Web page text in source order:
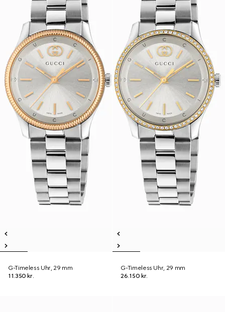
G-Timeless Uhr, 29 mm
11.350 kr.
G-Timeless Uhr, 29 mm
26.150 kr.